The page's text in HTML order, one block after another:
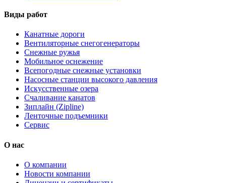
Виды работ
Канатные дороги
Вентиляторные снегогенераторы
Снежные ружья
Мобильное оснежение
Всепогодные снежные установки
Насосные станции высокого давления
Искусственные озера
Счаливание канатов
Зиплайн (Zipline)
Ленточные подъемники
Сервис
О нас
О компании
Новости компании